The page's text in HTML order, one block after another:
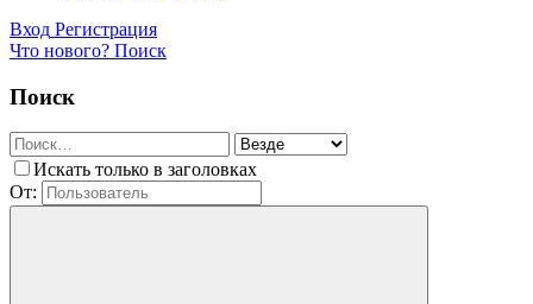
Вход Регистрация
Что нового? Поиск
Поиск
Искать только в заголовках
От: